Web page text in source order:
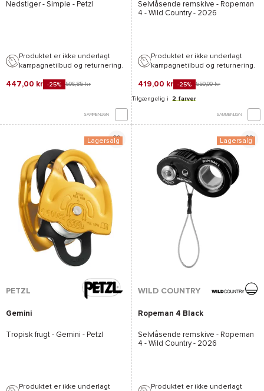
Nedstiger - Simple - Petzl
Produktet er ikke underlagt
kampagnetilbud og returnering.
447,00 kr -25% 596,85 kr
SAMMENLIGN
Selvlåsende remskive - Ropeman
4 - Wild Country- 2026
Produktet er ikke underlagt
kampagnetilbud og returnering.
419,00 kr -25% 559,00 kr
Tilgængelig i 2 farver
SAMMENLIGN
Lagersalg
PETZL
Gemini
Tropisk frugt - Gemini - Petzl
Produktet er ikke underlagt
Lagersalg
WILD COUNTRY
Ropeman 4 Black
Selvlåsende remskive - Ropeman
4 - Wild Country- 2026
Produktet er ikke underlagt